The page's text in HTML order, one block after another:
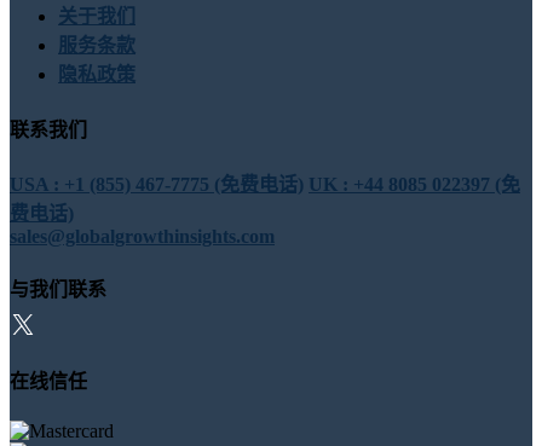
关于我们
服务条款
隐私政策
联系我们
USA : +1 (855) 467-7775 (免费电话) UK : +44 8085 022397 (免
费电话)
sales@globalgrowthinsights.com
与我们联系
在线信任